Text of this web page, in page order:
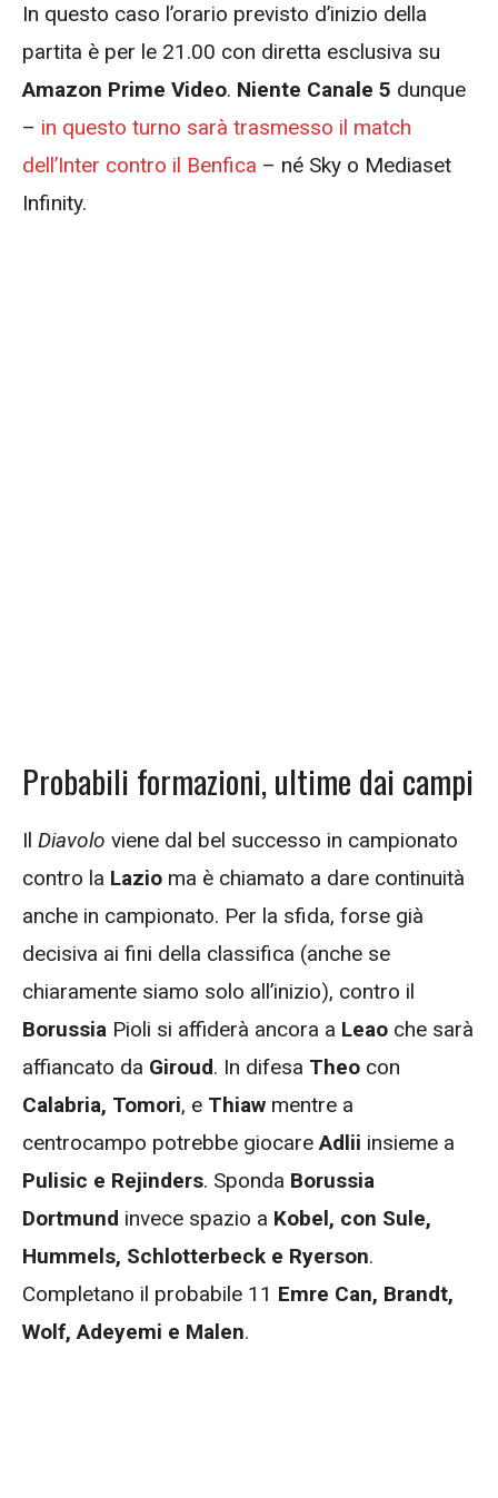
In questo caso l’orario previsto d’inizio della
partita è per le 21.00 con diretta esclusiva su
Amazon Prime Video. Niente Canale 5 dunque
– in questo turno sarà trasmesso il match
dell’Inter contro il Benfica – né Sky o Mediaset
Infinity.
Probabili formazioni, ultime dai campi
Il Diavolo viene dal bel successo in campionato
contro la Lazio ma è chiamato a dare continuità
anche in campionato. Per la sfida, forse già
decisiva ai fini della classifica (anche se
chiaramente siamo solo all’inizio), contro il
Borussia Pioli si affiderà ancora a Leao che sarà
affiancato da Giroud. In difesa Theo con
Calabria, Tomori, e Thiaw mentre a
centrocampo potrebbe giocare Adlii insieme a
Pulisic e Rejinders. Sponda Borussia
Dortmund invece spazio a Kobel, con Sule,
Hummels, Schlotterbeck e Ryerson.
Completano il probabile 11 Emre Can, Brandt,
Wolf, Adeyemi e Malen.